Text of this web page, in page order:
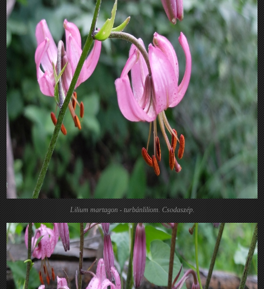
Lilium martagon - turbánliliom. Csodaszép.